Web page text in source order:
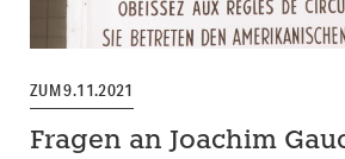
ZUM 9.11.2021
Fragen an Joachim